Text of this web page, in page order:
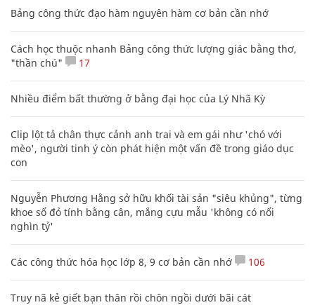
Bảng công thức đạo hàm nguyên hàm cơ bản cần nhớ
Cách học thuộc nhanh Bảng công thức lượng giác bằng thơ,
"thần chú"
17
Nhiều điểm bất thường ở bằng đại học của Lý Nhã Kỳ
Clip lột tả chân thực cảnh anh trai và em gái như 'chó với
mèo', người tinh ý còn phát hiện một vấn đề trong giáo dục
con
Nguyễn Phương Hằng sở hữu khối tài sản "siêu khủng", từng
khoe sổ đỏ tính bằng cân, mắng cựu mẫu 'không có nổi
nghìn tỷ'
Các công thức hóa học lớp 8, 9 cơ bản cần nhớ 106
Truy nã kẻ giết bạn thân rồi chôn ngồi dưới bãi cát